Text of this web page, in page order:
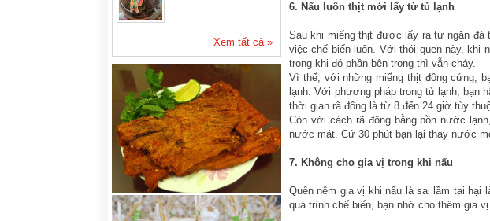
Xem tất cả »
6. Nấu luôn thịt mới lấy từ tủ lạnh
Sau khi miếng thịt được lấy ra từ ngăn đá
việc chế biến luôn. Với thói quen này, khi
trong khi đó phần bên trong thì vẫn cháy.
Vì thế, với những miếng thịt đông cứng,
lạnh. Với phương pháp trong tủ lạnh, bạn
thời gian rã đông là từ 8 đến 24 giờ tùy
Còn với cách rã đông bằng bồn nước
nước mát. Cứ 30 phút bạn lại thay nước
7. Không cho gia vị trong khi nấu
Quên nêm gia vị khi nấu là sai lầm tai hại
quá trình chế biến, bạn nhớ cho thêm gia